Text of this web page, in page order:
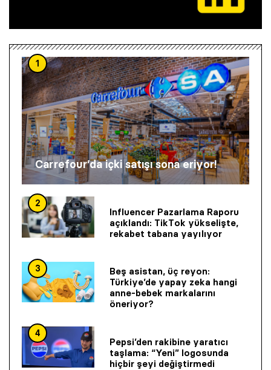
1
Carrefour’da içki satışı sona eriyor!
2
Influencer Pazarlama Raporu
açıklandı: TikTok yükselişte,
rekabet tabana yayılıyor
3
Beş asistan, üç reyon:
Türkiye’de yapay zeka hangi
anne-bebek markalarını
öneriyor?
4
Pepsi’den rakibine yaratıcı
taşlama: “Yeni” logosunda
hiçbir şeyi değiştirmedi